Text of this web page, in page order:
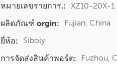
หมายเลขรายการ.:
XZ10-20X-1
ผลิตภัณฑ์ orgin:
Fujian, China
ยี่ห้อ:
Siboly
การจัดส่งสินค้าพอร์ต:
Fuzhou,